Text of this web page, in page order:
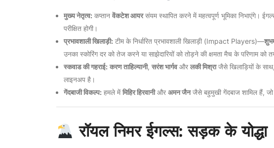
मुख्य नेतृत्व: कप्तान वेंकटेश आयरसंयम स्थापित करने में महत्वपूर्ण भूमिका निभाएंगे।
परीक्षित होगी।
प्रभावशाली खिलाड़ी: टीम के निर्धारित प्रभावशाली खिलाड़ी (Impact Players)—
उनका स्कोरिंग दर को तेज करने या साझेदारियों को तोड़ने की क्षमता मैच के परिणाम को
स्कवाड की गहराई: करण ताहिल्यानी, सरंश भार्गवऔर लकी मिश्राजैसे खिलाड़ियों के
लाइनअप है।
गेंदबाजी विकल्प: हमले मेंमिहिर हिरवानीऔर अमन जैनजैसे बहुमुखी गेंदबाज शामिल हैं, जो
रॉयल निमर ईगल्स: सड़क के योद्धा